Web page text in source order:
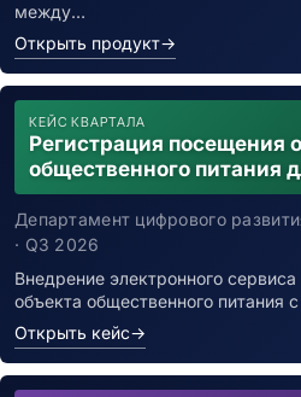
между…
Открыть продукт→
КЕЙС КВАРТАЛА
Регистрация посещения
общественного питания
уведомления о
заболевшим новой
инфекцией
Департамент цифрового
· Q3 2026
Внедрение электронного
объекта общественного питания
Открыть кейс→